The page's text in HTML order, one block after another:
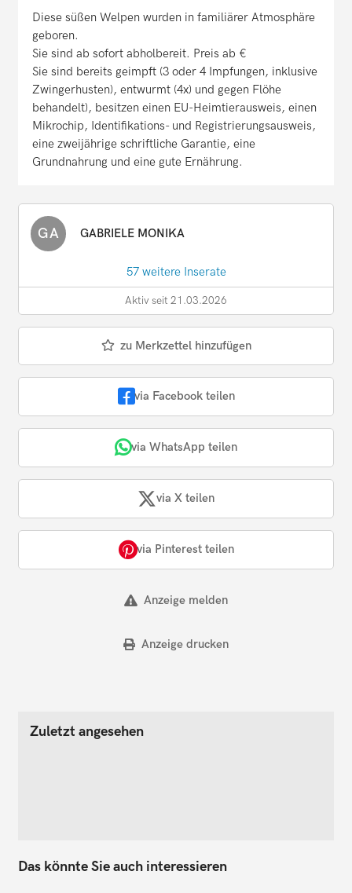
Diese süßen Welpen wurden in familiärer Atmosphäre
geboren.
Sie sind ab sofort abholbereit. Preis ab €
Sie sind bereits geimpft (3 oder 4 Impfungen, inklusive
Zwingerhusten), entwurmt (4x) und gegen Flöhe
behandelt), besitzen einen EU-Heimtierausweis, einen
Mikrochip, Identifikations- und Registrierungsausweis,
eine zweijährige schriftliche Garantie, eine
Grundnahrung und eine gute Ernährung.
GA GABRIELE MONIKA
57 weitere Inserate
Aktiv seit 21.03.2026
zu Merkzettel hinzufügen
via Facebook teilen
via WhatsApp teilen
via X teilen
via Pinterest teilen
Anzeige melden
Anzeige drucken
Zuletzt angesehen
Das könnte Sie auch interessieren